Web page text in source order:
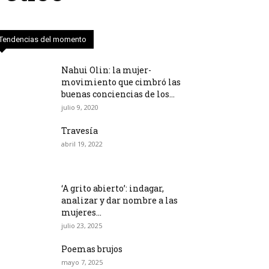
del momento
Nahui Olin: la mujer-
movimiento que cimbró las
buenas conciencias de los...
julio 9, 2020
Travesía
abril 19, 2022
‘A grito abierto’: indagar,
analizar y dar nombre a las
mujeres...
julio 23, 2025
Poemas brujos
mayo 7, 2025